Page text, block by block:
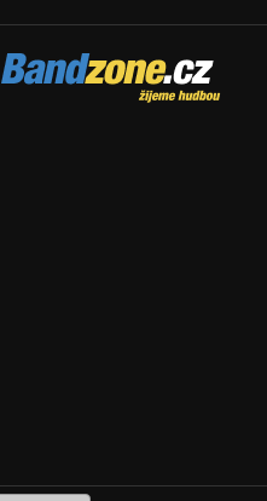
Bandzone.cz
žijeme hudbou